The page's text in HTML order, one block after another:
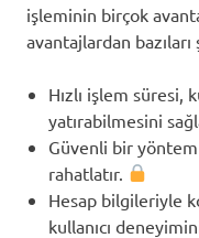
işleminin birçok
avantajlardan bazıları
Hızlı işlem süresi,
yatırabilmesini
Güvenli bir yöntem
rahatlatır.
Hesap bilgileriyle
kullanıcı